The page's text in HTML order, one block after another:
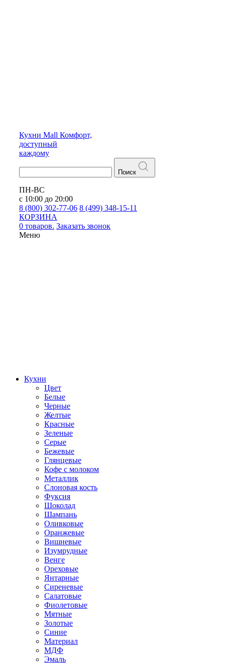
Кухни Mall Комфорт,
доступный
каждому
Поиск
ПН-ВС
с 10:00 до 20:00
8 (800) 302-77-06 8 (499) 348-15-11
КОРЗИНА
0 товаров. Заказать звонок
Меню
Кухни
Цвет
Белые
Черные
Желтые
Красные
Зеленые
Серые
Бежевые
Глянцевые
Кофе с молоком
Металлик
Слоновая кость
Фуксия
Шоколад
Шампань
Оливковые
Оранжевые
Вишневые
Изумрудные
Венге
Ореховые
Янтарные
Сиреневые
Салатовые
Фиолетовые
Мятные
Золотые
Синие
Материал
МДФ
Эмаль